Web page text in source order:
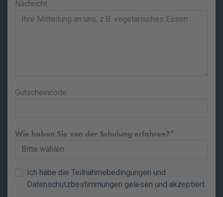
Nachricht
Gutscheincode
Wie haben Sie von der Schulung erfahren?
Ich habe die Teilnahmebedingungen und
Datenschutzbestimmungen gelesen und akzeptiert.